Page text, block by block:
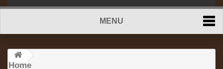
MENU
Home